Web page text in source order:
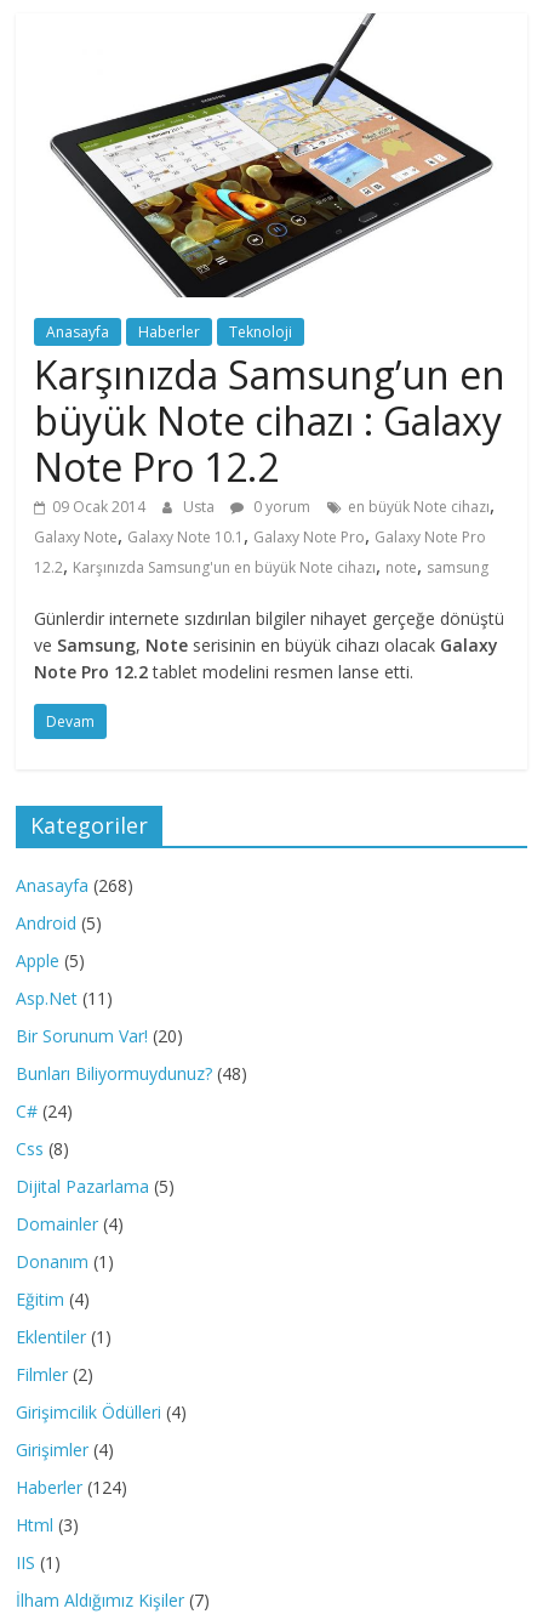
Anasayfa Haberler Teknoloji
Karşınızda Samsung’un en
büyük Note cihazı : Galaxy
Note Pro 12.2
09 Ocak 2014 Usta 0 yorum en büyük Note cihazı,
Galaxy Note, Galaxy Note 10.1 , Galaxy Note Pro, Galaxy Note Pro
12.2, Karşınızda Samsung'un en büyük Note cihazı, note, samsung
Günlerdir internete sızdırılan bilgiler nihayet gerçeğe dönüştü
ve Samsung, Note serisinin en büyük cihazı olacak Galaxy
Note Pro 12.2tablet modelini resmen lanse etti.
Devam
Kategoriler
Anasayfa (268)
Android (5)
Apple (5)
Asp.Net (11)
Bir Sorunum Var! (20)
Bunları Biliyormuydunuz? (48)
C# (24)
Css (8)
Dijital Pazarlama (5)
Domainler (4)
Donanım (1)
Eğitim (4)
Eklentiler (1)
Filmler (2)
Girişimcilik Ödülleri (4)
Girişimler (4)
Haberler (124)
Html (3)
IIS (1)
İlham Aldığımız Kişiler (7)